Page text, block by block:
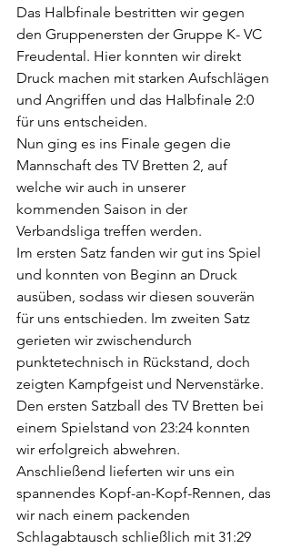
Das Halbfinale bestritten wir gegen
den Gruppenersten der Gruppe K- VC
Freudental. Hier konnten wir direkt
Druck machen mit starken Aufschlägen
und Angriffen und das Halbfinale 2:0
für uns entscheiden.
Nun ging es ins Finale gegen die
Mannschaft des TV Bretten 2, auf
welche wir auch in unserer
kommenden Saison in der
Verbandsliga treffen werden.
Im ersten Satz fanden wir gut ins Spiel
und konnten von Beginn an Druck
ausüben, sodass wir diesen souverän
für uns entschieden. Im zweiten Satz
gerieten wir zwischendurch
punktetechnisch in Rückstand, doch
zeigten Kampfgeist und Nervenstärke.
Den ersten Satzball des TV Bretten bei
einem Spielstand von 23:24 konnten
wir erfolgreich abwehren.
Anschließend lieferten wir uns ein
spannendes Kopf-an-Kopf-Rennen, das
wir nach einem packenden
Schlagabtausch schließlich mit 31:29